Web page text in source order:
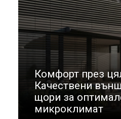
Комфорт през
Качествени
щори за
микроклимат